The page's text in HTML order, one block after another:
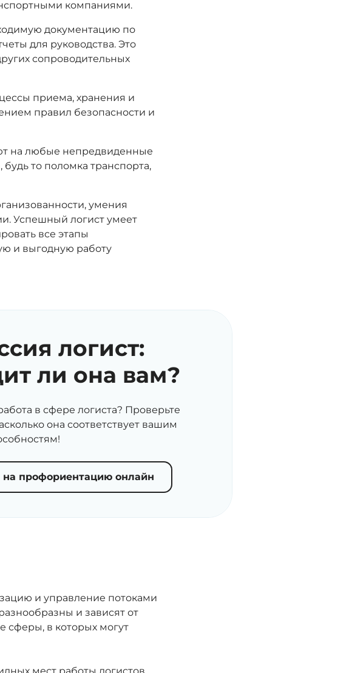
компаниями.
документацию по
для руководства. Это
сопроводительных
приема, хранения и
правил безопасности и
на любые непредвиденные
то поломка транспорта,
умения
Успешный логист умеет
все этапы
и выгодную работу
логист:
ли она вам?
в сфере логиста? Проверьте
она соответствует вашим
на профориентацию онлайн
и управление потоками
и зависят от
сферы, в которых могут